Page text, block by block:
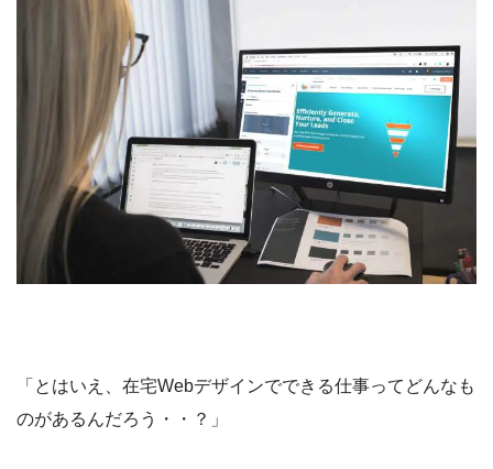
「とはいえ、在宅Webデザインでできる仕事ってどんなも
のがあるんだろう・・？」